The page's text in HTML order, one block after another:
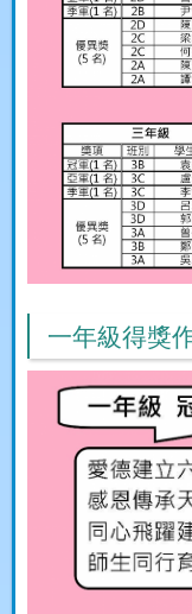
一年級得獎